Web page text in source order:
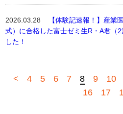
2026.03.28
【体験記速報！】産業
式）に合格した富士ゼミ生R・A君（
した！
< 4 5 6 7 8 9 10
16
17